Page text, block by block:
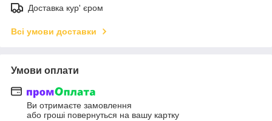
Доставка кур' єром
Всі умови доставки
Умови оплати
Ви отримаєте замовлення
або гроші повернуться на вашу картку